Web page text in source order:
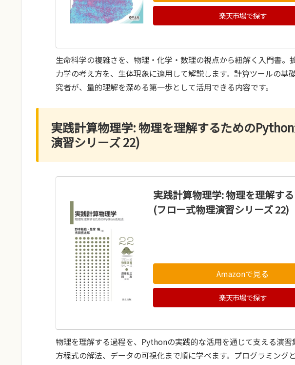
楽天市場で探す
生命科学の複雑さを、物理・化学・数理の視点から紐解く入門書。
力学の考え方を、生体現象に適用して解説します。計算ツールの基
究者が、量的理解を深める第一歩として活用できる内容です。
実践計算物理学: 物理を理解するための
演習シリーズ 22)
実践計算物理学: 物理を理解す
(フロー式物理演習シリーズ 22)
Amazonで見る
楽天市場で探す
物理を理解する過程を、Pythonの実践的な活用を通じて支える演
方程式の解法、データの可視化まで順に学べます。プログラミング